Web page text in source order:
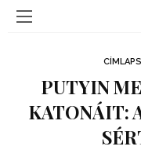
PUTYIN
KATONÁIT: